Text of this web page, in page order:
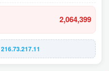
2,064,399
216.73.217.11